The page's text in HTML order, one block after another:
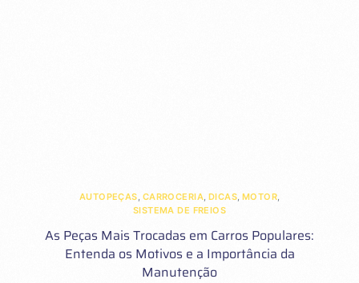
AUTOPEÇAS, CARROCERIA, DICAS,MOTOR,
SISTEMA DE FREIOS
As Peças Mais Trocadas em Carros Populares:
Entenda os Motivos e a Importância da
Manutenção